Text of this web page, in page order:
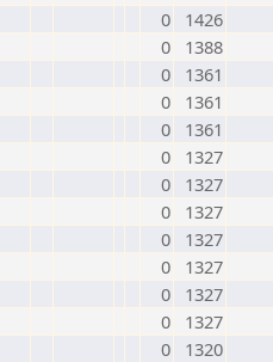
0
1426
0
1388
0
1361
0
1361
0
1361
0
1327
0
1327
0
1327
0
1327
0
1327
0
1327
0
1327
0
1320